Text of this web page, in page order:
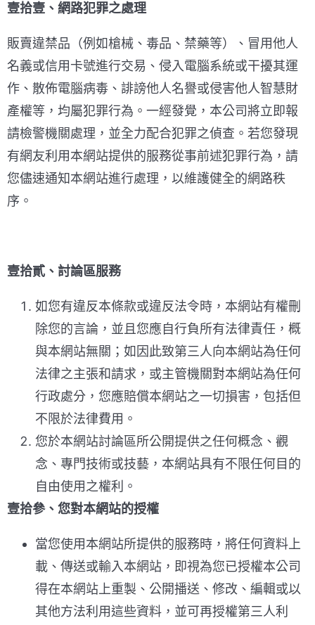
壹拾壹、網路犯罪之處理
販賣違禁品（例如槍械、毒品、禁藥等）、冒用他人
名義或信用卡號進行交易、侵入電腦系統或干擾其運
作、散佈電腦病毒、誹謗他人名譽或侵害他人智慧財
產權等，均屬犯罪行為。一經發覺，本公司將立即報
請檢警機關處理，並全力配合犯罪之偵查。若您發現
有網友利用本網站提供的服務從事前述犯罪行為，請
您儘速通知本網站進行處理，以維護健全的網路秩
序。
壹拾貳、討論區服務
如您有違反本條款或違反法令時，本網站有權刪
除您的言論，並且您應自行負所有法律責任，概
與本網站無關；如因此致第三人向本網站為任何
法律之主張和請求，或主管機關對本網站為任何
行政處分，您應賠償本網站之一切損害，包括但
不限於法律費用。
您於本網站討論區所公開提供之任何概念、觀
念、專門技術或技藝，本網站具有不限任何目的
自由使用之權利。
壹拾參、您對本網站的授權
當您使用本網站所提供的服務時，將任何資料上
載、傳送或輸入本網站，即視為您已授權本公司
得在本網站上重製、公開播送、修改、編輯或以
其他方法利用這些資料，並可再授權第三人利